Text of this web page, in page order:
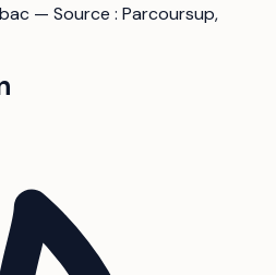
— Source : Parcoursup,